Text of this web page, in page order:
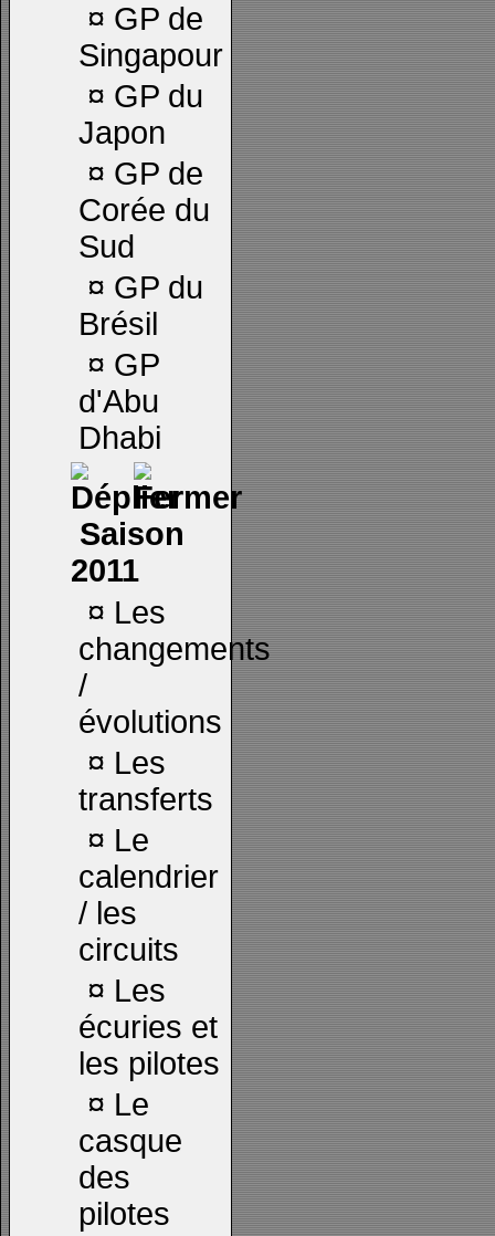
¤ GP de
Singapour
¤ GP du
Japon
¤ GP de
Corée du
Sud
¤ GP du
Brésil
¤ GP
d'Abu
Dhabi
Saison
2011
¤ Les
changements
/
évolutions
¤ Les
transferts
¤ Le
calendrier
/ les
circuits
¤ Les
écuries et
les pilotes
¤ Le
casque
des
pilotes